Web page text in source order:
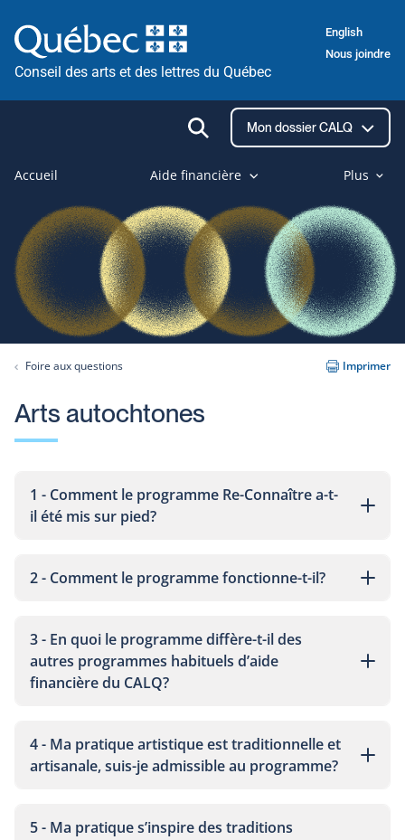
au
contenu
Conseil des arts et des lettres du Québec
English
Nous joindre
Ouvrir
la
recherche
Mon dossier CALQ
Accueil Aide financière Plus
Foire aux questions Imprimer
Arts autochtones
1 - Comment le programme Re-Connaître a-t-
il été mis sur pied?
2 - Comment le programme fonctionne-t-il?
3 - En quoi le programme diffère-t-il des
autres programmes habituels d’aide
financière du CALQ?
4 - Ma pratique artistique est traditionnelle et
artisanale, suis-je admissible au programme?
5 - Ma pratique s’inspire des traditions